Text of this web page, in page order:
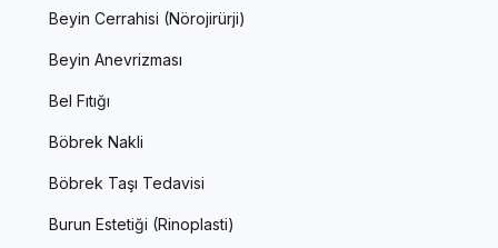
Beyin Cerrahisi (Nörojirürji)
Beyin Anevrizması
Bel Fıtığı
Böbrek Nakli
Böbrek Taşı Tedavisi
Burun Estetiği (Rinoplasti)